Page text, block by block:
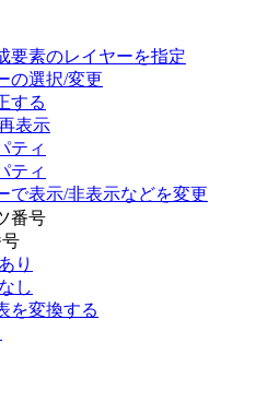
要素のレイヤーを指定
の選択/変更
する
表示
ティ
ティ
で表示/非表示などを変更
番号
り
し
を変換する